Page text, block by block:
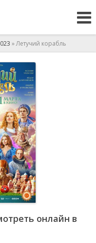
» Летучий корабль
онлайн в